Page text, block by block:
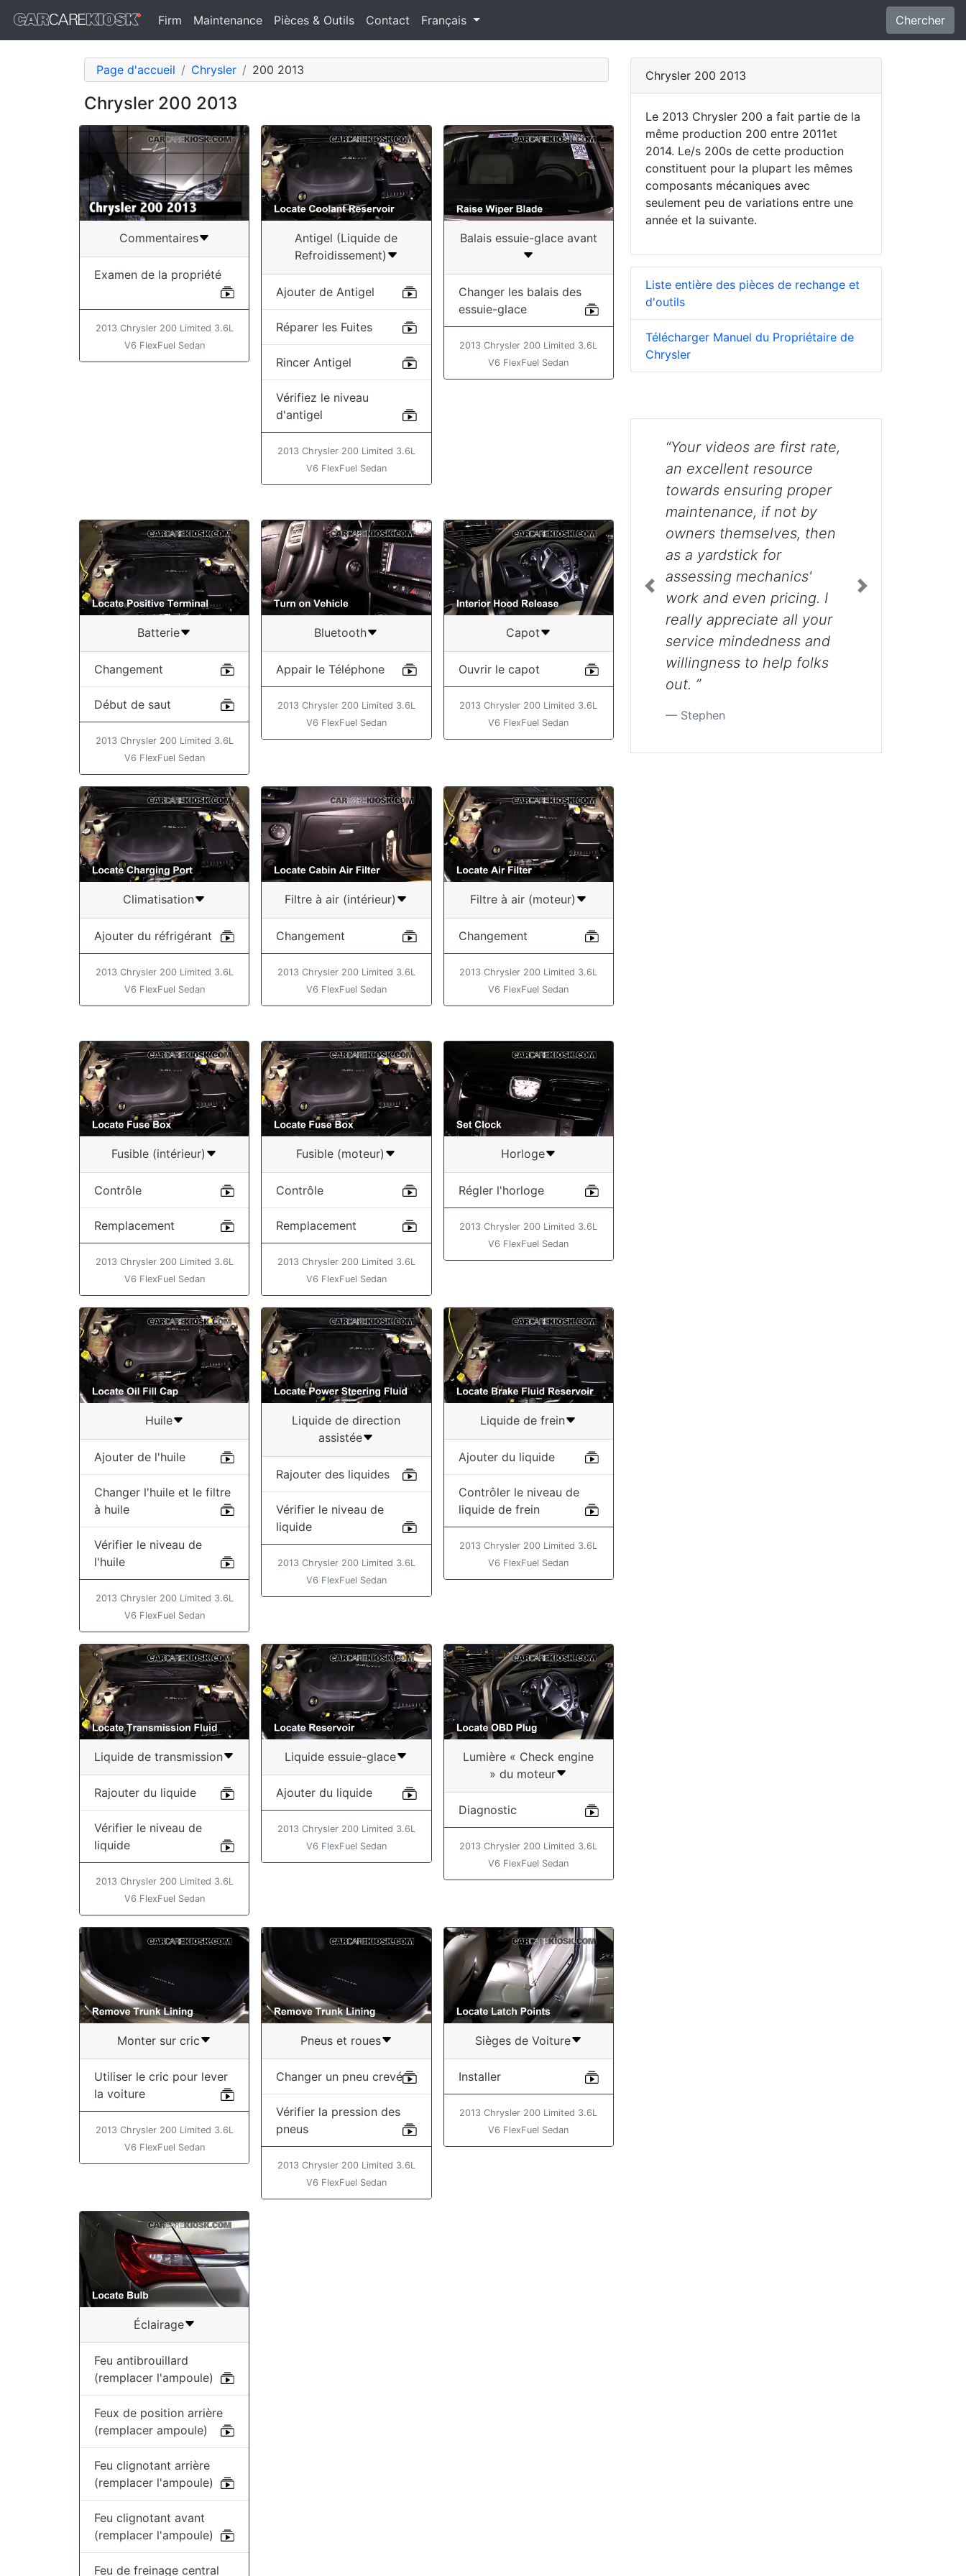
Firm Maintenance Pièces & Outils Contact Français Chercher
Page d'accueil Chrysler 200 2013
Chrysler 200 2013
Commentaires
Examen de la propriété
2013 Chrysler 200 Limited 3.6L
V6 FlexFuel Sedan
Antigel (Liquide de
Refroidissement)
Ajouter de Antigel
Réparer les Fuites
Rincer Antigel
Vérifiez le niveau
d'antigel
2013 Chrysler 200 Limited 3.6L
V6 FlexFuel Sedan
Balais essuie-glace avant
Changer les balais des
essuie-glace
2013 Chrysler 200 Limited 3.6L
V6 FlexFuel Sedan
Batterie
Changement
Début de saut
2013 Chrysler 200 Limited 3.6L
V6 FlexFuel Sedan
Bluetooth
Appair le Téléphone
2013 Chrysler 200 Limited 3.6L
V6 FlexFuel Sedan
Capot
Ouvrir le capot
2013 Chrysler 200 Limited 3.6L
V6 FlexFuel Sedan
Climatisation
Ajouter du réfrigérant
2013 Chrysler 200 Limited 3.6L
V6 FlexFuel Sedan
Filtre à air (intérieur)
Changement
2013 Chrysler 200 Limited 3.6L
V6 FlexFuel Sedan
Filtre à air (moteur)
Changement
2013 Chrysler 200 Limited 3.6L
V6 FlexFuel Sedan
Fusible (intérieur)
Contrôle
Remplacement
2013 Chrysler 200 Limited 3.6L
V6 FlexFuel Sedan
Fusible (moteur)
Contrôle
Remplacement
2013 Chrysler 200 Limited 3.6L
V6 FlexFuel Sedan
Horloge
Régler l'horloge
2013 Chrysler 200 Limited 3.6L
V6 FlexFuel Sedan
Huile
Ajouter de l'huile
Changer l'huile et le filtre
à huile
Vérifier le niveau de
l'huile
2013 Chrysler 200 Limited 3.6L
V6 FlexFuel Sedan
Liquide de direction
assistée
Rajouter des liquides
Vérifier le niveau de
liquide
2013 Chrysler 200 Limited 3.6L
V6 FlexFuel Sedan
Liquide de frein
Ajouter du liquide
Contrôler le niveau de
liquide de frein
2013 Chrysler 200 Limited 3.6L
V6 FlexFuel Sedan
Liquide de transmission
Rajouter du liquide
Vérifier le niveau de
liquide
2013 Chrysler 200 Limited 3.6L
V6 FlexFuel Sedan
Liquide essuie-glace
Ajouter du liquide
2013 Chrysler 200 Limited 3.6L
V6 FlexFuel Sedan
Lumière « Check engine
» du moteur
Diagnostic
2013 Chrysler 200 Limited 3.6L
V6 FlexFuel Sedan
Monter sur cric
Utiliser le cric pour lever
la voiture
2013 Chrysler 200 Limited 3.6L
V6 FlexFuel Sedan
Pneus et roues
Changer un pneu crevé
Vérifier la pression des
pneus
2013 Chrysler 200 Limited 3.6L
V6 FlexFuel Sedan
Sièges de Voiture
Installer
2013 Chrysler 200 Limited 3.6L
V6 FlexFuel Sedan
Éclairage
Feu antibrouillard
(remplacer l'ampoule)
Feux de position arrière
(remplacer ampoule)
Feu clignotant arrière
(remplacer l'ampoule)
Feu clignotant avant
(remplacer l'ampoule)
Feu de freinage central
Chrysler 200 2013
Le 2013 Chrysler 200 a fait partie de la
même production 200 entre 2011et
2014. Le/s 200s de cette production
constituent pour la plupart les mêmes
composants mécaniques avec
seulement peu de variations entre une
année et la suivante.
Liste entière des pièces de rechange et
d'outils
Télécharger Manuel du Propriétaire de
Chrysler
“These videos have been
extremely helpful! Thanks
so much for the effort put
into the site. ”
Tai
Previous